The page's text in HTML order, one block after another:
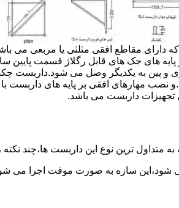
ها جهت هر ارتفاعی قابل تنظیم می باشد.عرض فریم داربست مثلثی ۱۲۰ سانتی متر بوده که دارای
های جک های قابل رگلاژ قسمت پایین
و پین به یکدیگر وصل می شود.داربست
نصب مهارهای افقی بر پایه های
داربست می باشد.
متداول ترین نوع این داربست ها،چند
شود،این سازه به صورت موقت اجرا می